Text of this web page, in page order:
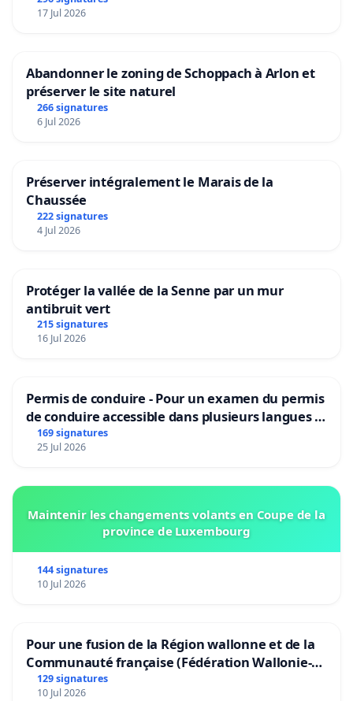
17 Jul 2026
Abandonner le zoning de Schoppach à Arlon et
préserver le site naturel
266 signatures
6 Jul 2026
Préserver intégralement le Marais de la
Chaussée
222 signatures
4 Jul 2026
Protéger la vallée de la Senne par un mur
antibruit vert
215 signatures
16 Jul 2026
Permis de conduire - Pour un examen du permis
de conduire accessible dans plusieurs langues à
Bruxelles
169 signatures
25 Jul 2026
Maintenir les changements volants en Coupe de la
province de Luxembourg
144 signatures
10 Jul 2026
Pour une fusion de la Région wallonne et de la
Communauté française (Fédération Wallonie-
Bruxelles)
129 signatures
10 Jul 2026